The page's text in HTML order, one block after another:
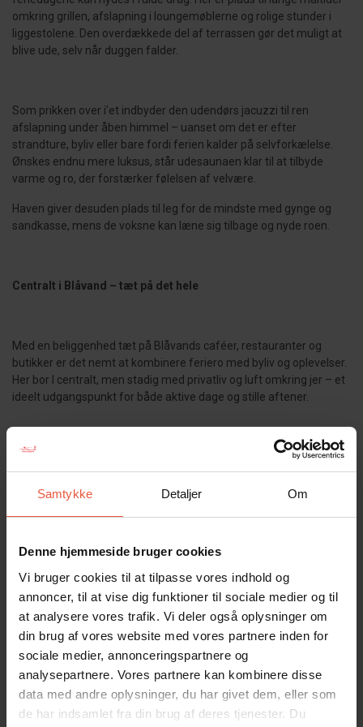
Samtykke Detaljer Om
Denne hjemmeside bruger cookies
Vi bruger cookies til at tilpasse vores indhold og
annoncer, til at vise dig funktioner til sociale medier og til
at analysere vores trafik. Vi deler også oplysninger om
din brug af vores website med vores partnere inden for
sociale medier, annonceringspartnere og
analysepartnere. Vores partnere kan kombinere disse
data med andre oplysninger, du har givet dem, eller som
de har indsamlet fra din brug af deres tjenester. Du
omkring grillen, afslapning i loungemøblerne og rolige stunder i
liggestolene. Den overdækkede del af terrassen gør det muligt at
blive ude, selv når duggen falder.
Som prikken over i’et indbyder den udendørs jacuzzi til ren
afslapning under åben himmel – uanset om det er efter
strandture, byliv eller bare fordi ferien kalder på selvforkælelse.
Ønskes endnu mere luksus, står udesaunaen klar til at tilbyde
varme og ro, der forstærker følelsen af velvære.
Haven giver desuden plads til leg for de mindste med gynge og
sandkasse, mens de voksne kan læne sig tilbage og nyde roen.
Centralt i Blåvand – tæt på det hele
Med en beliggenhed tæt på Blåvands caféer, restauranter og
butikker er det nemt at kombinere feriero med byliv og oplevelser.
Her bor I centralt, men stadig med privatliv og luft omkring jer – et
ideelt udgangspunkt for både aktive dage og stille aftener.
Dette feriehus er til jer, der ønsker mere end bare et sted at bo. Her
får I rammerne om en luksuriøs og uforglemmelig ferie, hvor
kvalitet, nærvær og nydelse er i centrum.
Sommerhuset er røgfrit, og ungdomsgrupper er ikke tilladt.
Sølvkogle – Fokus på energi
Feriehuse, der er godkendt til Sølvkogle – Fokus på energi,
opfylder både energimæssige minimumskrav, der omfatter 90 %